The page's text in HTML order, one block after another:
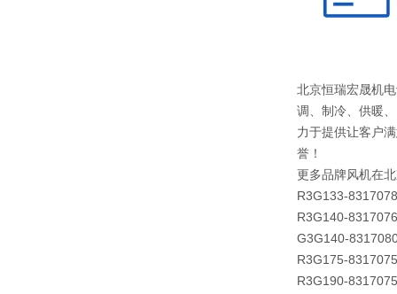
北京恒瑞宏晟机
调、制冷、供暖
力于提供让客户
誉！
更多品牌风机在
R3G133-
R3G140-
G3G140-
R3G175-
R3G190-